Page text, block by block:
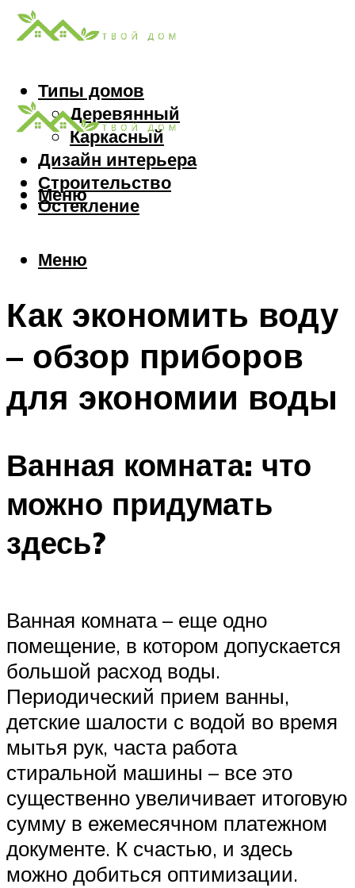
Типы домов
Деревянный
Каркасный
Дизайн интерьера
Строительство
Остекление
Меню
Меню
Как экономить воду
– обзор приборов
для экономии воды
Ванная комната: что
можно придумать
здесь?
Ванная комната – еще одно
помещение, в котором допускается
большой расход воды.
Периодический прием ванны,
детские шалости с водой во время
мытья рук, часта работа
стиральной машины – все это
существенно увеличивает итоговую
сумму в ежемесячном платежном
документе. К счастью, и здесь
можно добиться оптимизации.